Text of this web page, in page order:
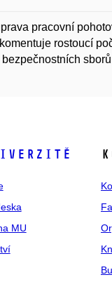
pracovní
rostoucí
MU